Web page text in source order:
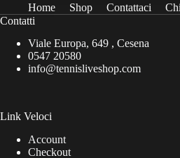
Home Shop Contattaci
Contatti
Viale Europa, 649 , Cesena
0547 20580
info@tennisliveshop.com
Link Veloci
Account
Checkout